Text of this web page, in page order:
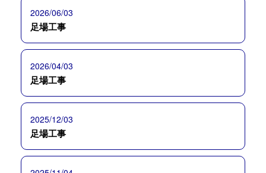
2026/06/03
足場工事
2026/04/03
足場工事
2025/12/03
足場工事